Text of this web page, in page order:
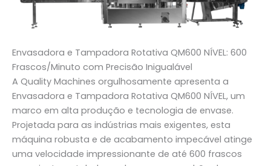
Envasadora e Tampadora Rotativa QM600 NÍVEL: 600
Frascos/Minuto com Precisão Inigualável
A Quality Machines orgulhosamente apresenta a
Envasadora e Tampadora Rotativa QM600 NÍVEL, um
marco em alta produção e tecnologia de envase.
Projetada para as indústrias mais exigentes, esta
máquina robusta e de acabamento impecável atinge
uma velocidade impressionante de até 600 frascos